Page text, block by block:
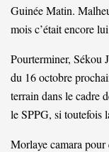
Guinée Matin.
mois c’était encore
Pourterminer, Sékou
du 16 octobre
terrain dans le cadre
le SPPG, si toutefois
Morlaye camara